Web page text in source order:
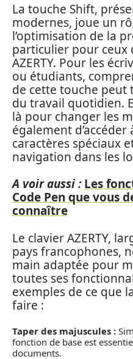
La touche Shift,
modernes, joue un
l’optimisation de la
particulier pour ceux
AZERTY. Pour les
ou étudiants,
de cette touche peut
du travail quotidien.
là pour changer les
également
caractères spéciaux
navigation dans les
A voir aussi : Les
Code Pen que vous
connaître
Le clavier AZERTY,
pays francophones,
main adaptée pour
toutes ses
exemples de ce que
faire :
Taper des majuscules :
fonction de base est
documents.